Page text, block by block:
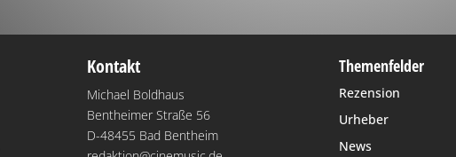
Kontakt
Michael Boldhaus
Bentheimer Straße 56
D-48455 Bad Bentheim
Themenfelder
Rezension
Urheber
News